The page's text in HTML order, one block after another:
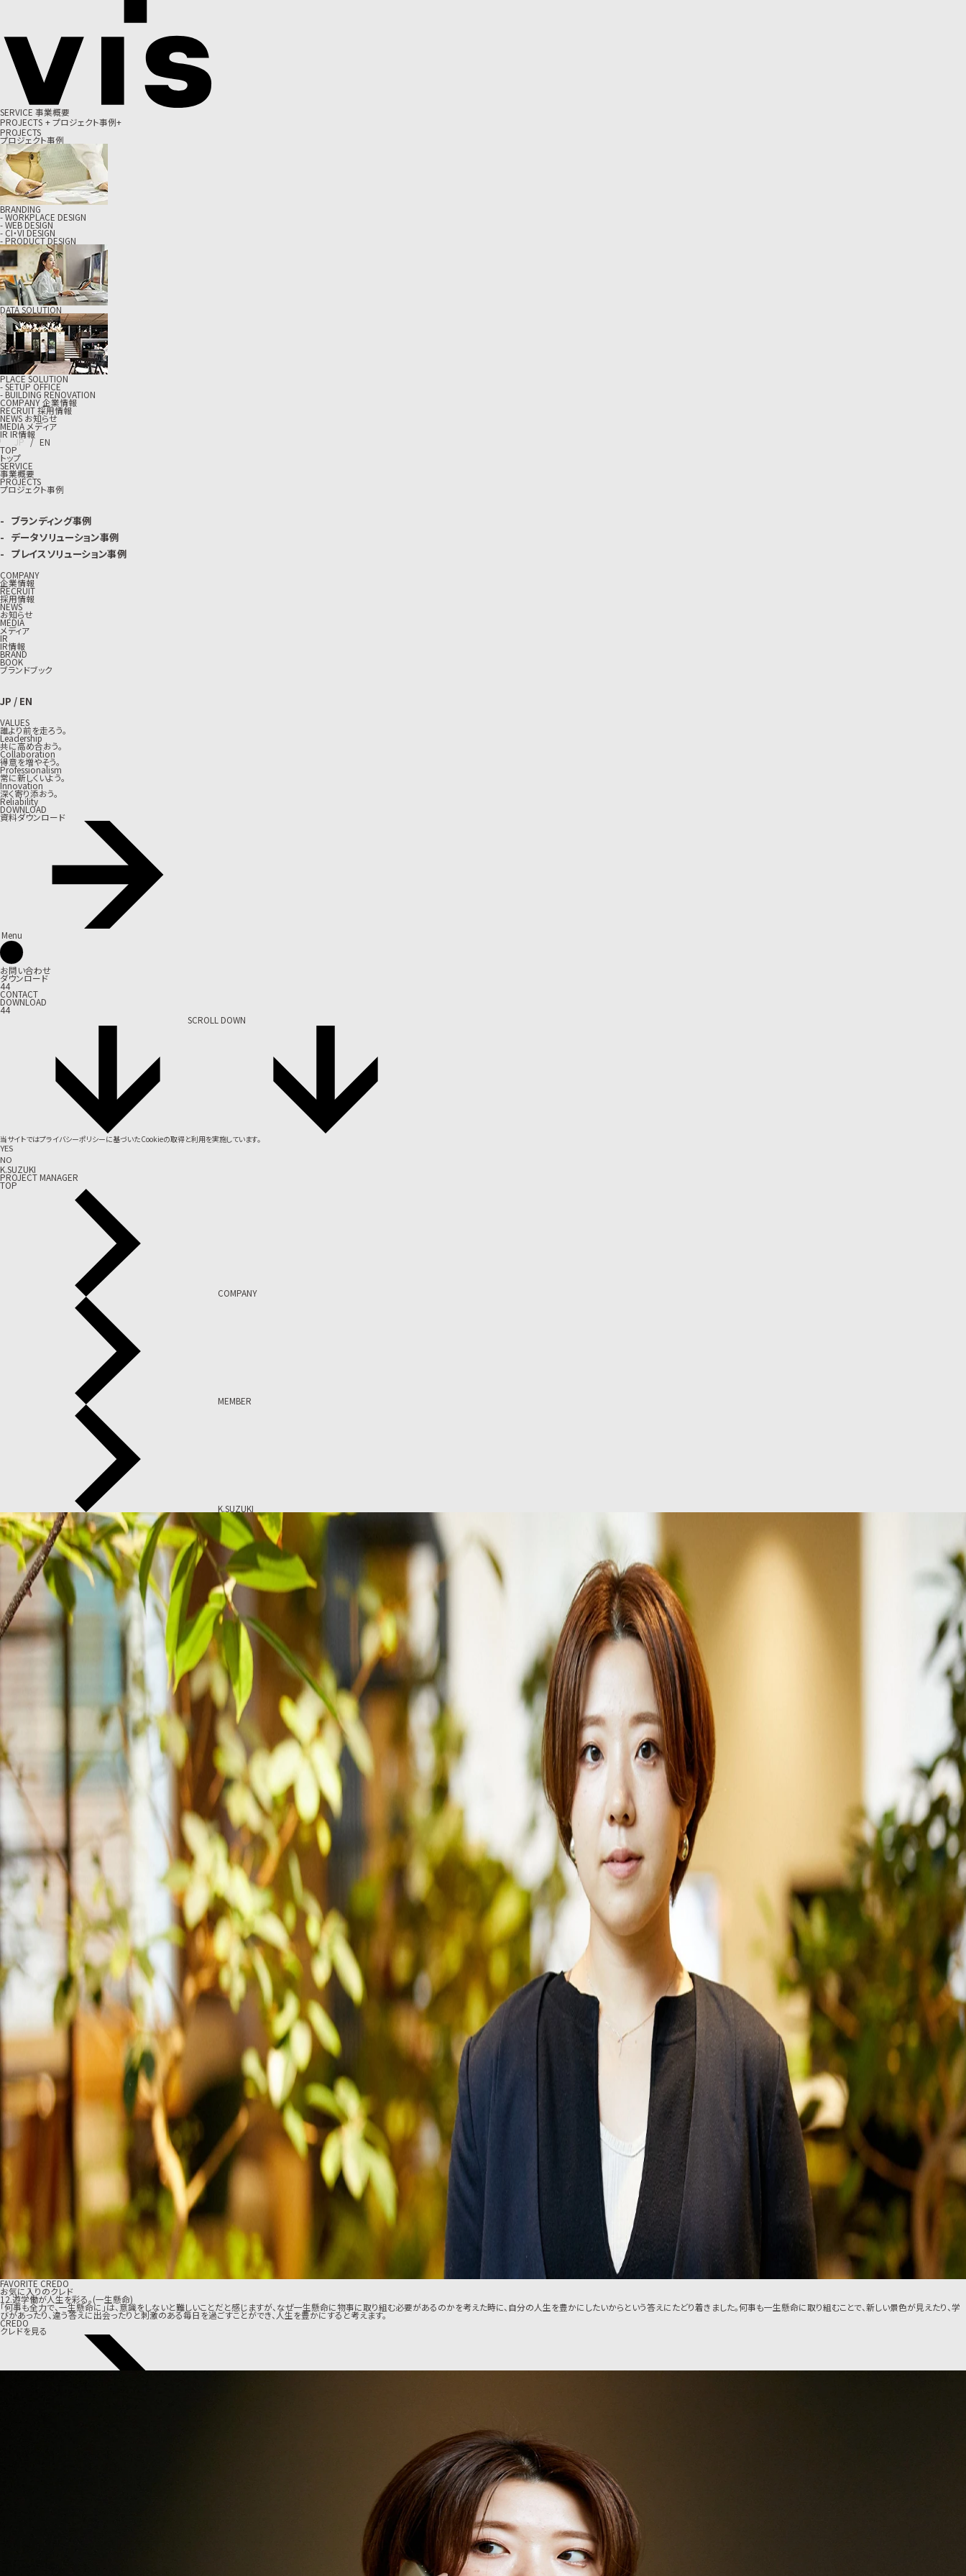
SERVICE 事業概要
PROJECTS +プロジェクト事例+
PROJECTS
プロジェクト事例
BRANDING
- WORKPLACE DESIGN
- WEB DESIGN
- CI・VI DESIGN
- PRODUCT DESIGN
DATA SOLUTION
PLACE SOLUTION
- SETUP OFFICE
- BUILDING RENOVATION
COMPANY企業情報
RECRUIT採用情報
NEWSお知らせ
MEDIAメディア
IRIR情報
JP / EN
TOP
トップ
SERVICE
事業概要
PROJECTS
プロジェクト事例
ブランディング事例
データソリューション事例
プレイスソリューション事例
COMPANY
企業情報
RECRUIT
採用情報
NEWS
お知らせ
MEDIA
メディア
IR
IR情報
BRAND
BOOK
ブランドブック
JP / EN
VALUES
誰より前を走ろう。
Leadership
共に高め合おう。
Collaboration
得意を増やそう。
Professionalism
常に新しくいよう。
Innovation
深く寄り添おう。
Reliability
DOWNLOAD
資料ダウンロード
Menu
お問い合わせ
ダウンロード
44
CONTACT
DOWNLOAD
44
SCROLL DOWN
当サイトではプライバシーポリシーに基づいたCookieの取得と利用を実施しています。
YES
NO
K.SUZUKI
PROJECT MANAGER
TOP
COMPANY
MEMBER
K.SUZUKI
FAVORITE CREDO
お気に入りのクレド
12.遊学働が人生を彩る。(一生懸命)
「何事も全力で、一生懸命に」は、意識をしないと難しいことだと感じますが、なぜ一生懸命に物事に取り組む必要があるのかを考えた時に、自分の人生を豊かにしたいからという答えにたどり着きました。何事も一生懸命に取り組むことで、新しい景色が見えたり、学
びがあったり、違う答えに出会ったりと刺激のある毎日を過ごすことができ、人生を豊かにすると考えます。
CREDO
クレドを見る